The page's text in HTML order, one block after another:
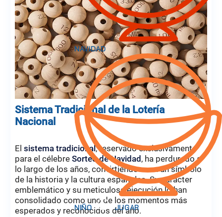
Sistema Tradicional de la Lotería
Nacional
El sistema tradicional, reservado exclusivamente
para el célebre Sorteo de Navidad, ha perdurado a
lo largo de los años, convirtiéndose en un símbolo
de la historia y la cultura españolas. Su carácter
emblemático y su meticulosa ejecución lo han
consolidado como uno de los momentos más
esperados y reconocidos del año.